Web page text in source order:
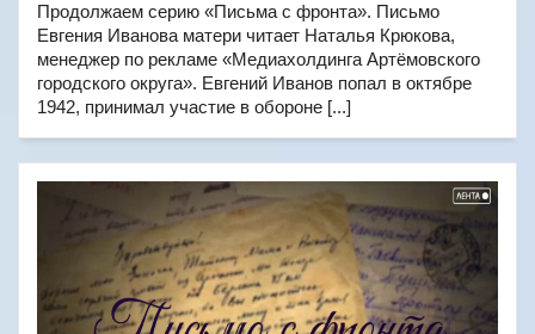
Продолжаем серию «Письма с фронта». Письмо
Евгения Иванова матери читает Наталья Крюкова,
менеджер по рекламе «Медиахолдинга Артёмовского
городского округа». Евгений Иванов попал в октябре
1942, принимал участие в обороне [...]